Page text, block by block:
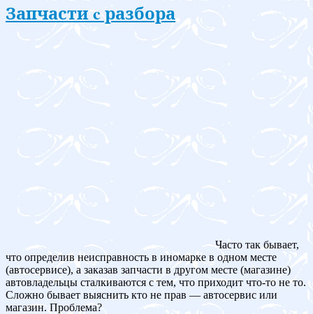
Запчасти c разбора
Часто так бывает,
что определив неисправность в иномарке в одном месте
(автосервисе), а заказав запчасти в другом месте (магазине)
автовладельцы сталкиваются с тем, что приходит что-то не то.
Сложно бывает выяснить кто не прав — автосервис или
магазин. Проблема?